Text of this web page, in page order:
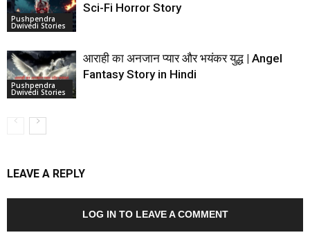
Pushpendra
Dwivedi Stories
Sci-Fi Horror Story
Pushpendra
Dwivedi Stories
आराही का अनजान प्यार और भयंकर युद्ध | Angel
Fantasy Story in Hindi
LEAVE A REPLY
LOG IN TO LEAVE A COMMENT